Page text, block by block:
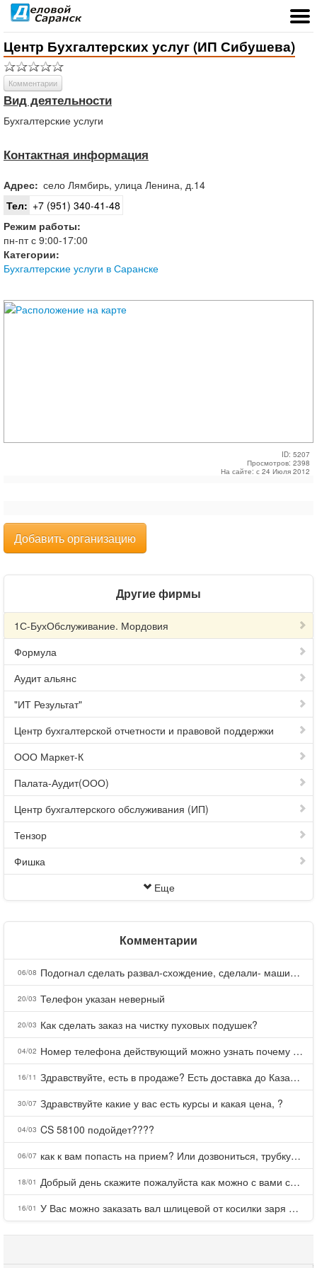
Центр Бухгалтерских услуг (ИП Сибушева)
Комментарии
Вид деятельности
Бухгалтерские услуги
Контактная информация
Адрес: село Лямбирь, улица Ленина, д.14
Тел: +7 (951) 340-41-48
Режим работы:
пн-пт с 9:00-17:00
Категории:
Бухгалтерские услуги в Саранске
ID: 5207
Просмотров: 2398
На сайте: с 24 Июля 2012
Добавить организацию
Другие фирмы
1С-БухОбслуживание. Мордовия
Формула
Аудит альянс
"ИТ Результат"
Центр бухгалтерской отчетности и правовой поддержки
ООО Маркет-К
Палата-Аудит(ООО)
Центр бухгалтерского обслуживания (ИП)
Тензор
Фишка
Еще
Комментарии
06/08 Подогнал сделать развал-схождение, сделали- машина уходит на право и колеса проверил все хорошо с атмосферами ужас как можно делать авто, не ужели не берегут свою репутацию, не советую.
20/03 Телефон указан неверный
20/03 Как сделать заказ на чистку пуховых подушек?
04/02 Номер телефона действующий можно узнать почему номер неправельный
16/11 Здравствуйте, есть в продаже? Есть доставка до Казани?
30/07 Здравствуйте какие у вас есть курсы и какая цена, ?
04/03 CS 58100 подойдет????
06/07 как к вам попасть на прием? Или дозвониться, трубку не берете.
18/01 Добрый день скажите пожалуйста как можно с вами связаться . Телефон не отвечает .Заказала кухню в тц Хороший есть претензии а менеджер контактов не дает .Что делать?
16/01 У Вас можно заказать вал шлицевой от косилки заря для мтз, который соединяет мотоблок с косилкой.?